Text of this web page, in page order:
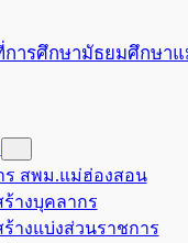
ร สพม.แม่ฮ่องสอน
ร้างบุคลากร
ร้างแบ่งส่วนราชการ